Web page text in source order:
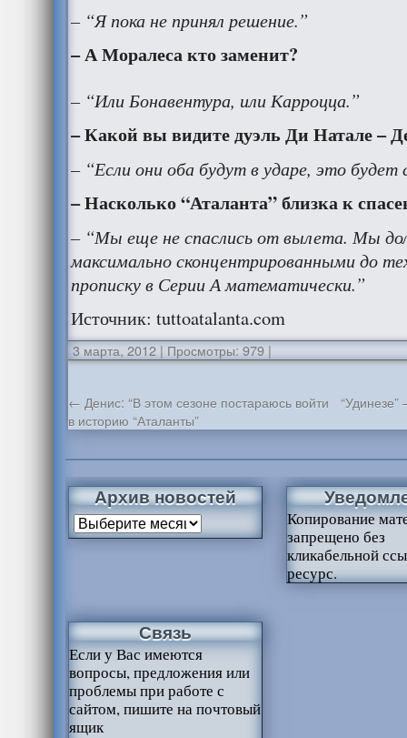
– “Я пока не принял решение.”
– А Моралеса кто заменит?
– “Или Бонавентура, или Карроцца.”
– Какой вы видите дуэль Ди Натале –
– “Если они оба будут в ударе, это будет
– Насколько “Аталанта” близка к
– “Мы еще не спаслись от вылета. Мы
максимально сконцентрированными до
прописку в Серии А математически.”
Источник: tuttoatalanta.com
3 марта, 2012 | Просмотры: 979|
← Денис: “В этом сезоне постараюсь войти
в историю “Аталанты”
Архив новостей
Копирование
запрещено без
кликабельной
ресурс.
Связь
Если у Вас имеются
вопросы, предложения или
проблемы при работе с
сайтом, пишите на почтовый
ящик